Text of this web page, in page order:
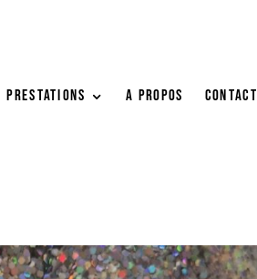
PRESTATIONS A PROPOS Contact